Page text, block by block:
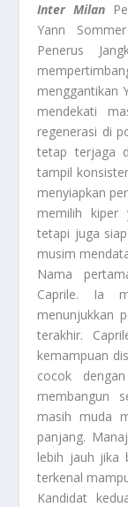
Inter Milan
Yann
Penerus
menggantikan
mendekati
regenerasi di
tetap terjaga
tampil
menyiapkan
memilih kiper
tetapi juga
musim
Nama
Caprile. Ia
menunjukkan
terakhir.
kemampuan
cocok
membangun
masih muda
panjang.
lebih jauh jika
terkenal
Kandidat